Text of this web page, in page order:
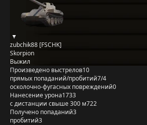
zubchik88 [FSCHK]
Skorpion
Выжил
Произведено выстрелов10
прямых попаданий/пробитий7/4
осколочно-фугасных повреждений0
Нанесение урона1733
с дистанции свыше 300 м722
Получено попаданий3
пробитий3